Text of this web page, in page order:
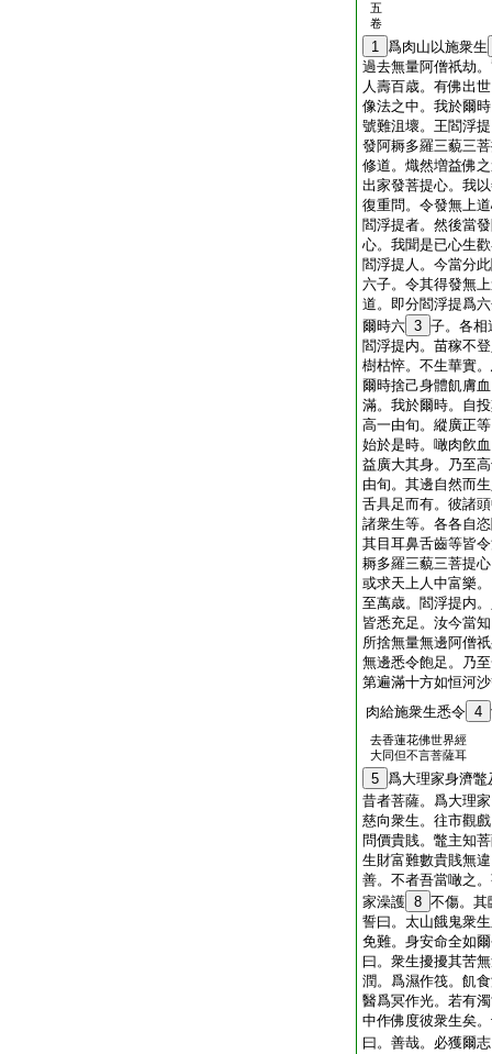
五
卷
1 爲肉山以施衆生
過去無量阿僧祇劫
人壽百歳。有佛出
像法之中。我於爾
號難沮壞。王閻浮
發阿耨多羅三藐三
修道。熾然増益佛
出家發菩提心。我
復重問。令發無上
閻浮提者。然後當
心。我聞是已心生
閻浮提人。今當分
六子。令其得發無
道。即分閻浮提爲
爾時六 3 子。各相
閻浮提内。苗稼不
樹枯悴。不生華實
爾時捨己身體飢膚
滿。我於爾時。自
高一由旬。縱廣正
始於是時。噉肉飮
益廣大其身。乃至
由旬。其邊自然而
舌具足而有。彼諸
諸衆生等。各各自
其目耳鼻舌齒等皆
耨多羅三藐三菩提
或求天上人中富樂
至萬歳。閻浮提内
皆悉充足。汝今當
所捨無量無邊阿僧
無邊悉令飽足。乃
第遍滿十方如恒河
肉給施衆生悉令 4
去香蓮花佛世界經
大同但不言菩薩耳
5 爲大理家身濟鼈
昔者菩薩。爲大理
慈向衆生。往市觀
問價貴賎。鼈主知
生財富難數貴賎無
善。不者吾當噉之
家澡護 8 不傷。其
誓曰。太山餓鬼衆
免難。身安命全如
曰。衆生擾擾其苦
潤。爲濕作筏。飢
醫爲冥作光。若有
中作佛度彼衆生矣
曰。善哉。必獲爾